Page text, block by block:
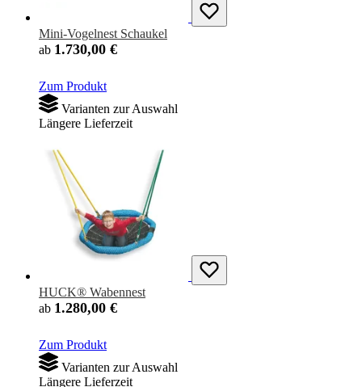
Mini-Vogelnest Schaukel
ab 1.730,00 €
Zum Produkt
Varianten zur Auswahl
Längere Lieferzeit
HUCK® Wabennest
ab 1.280,00 €
Zum Produkt
Varianten zur Auswahl
Längere Lieferzeit